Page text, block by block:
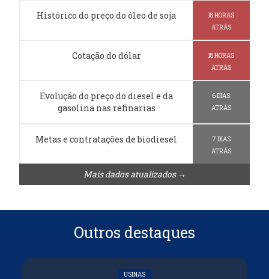
Histórico do preço do óleo de soja
18 HORAS
ATRÁS
Cotação do dólar
18 HORAS
ATRÁS
Evolução do preço do diesel e da
gasolina nas refinarias
6 DIAS
ATRÁS
Metas e contratações de biodiesel
7 DIAS
ATRÁS
Mais dados atualizados →
Outros destaques
USINAS